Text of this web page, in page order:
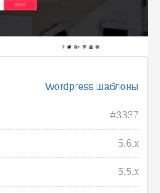
Wordpress шаблоны
#3337
5.6.x
5.5.x